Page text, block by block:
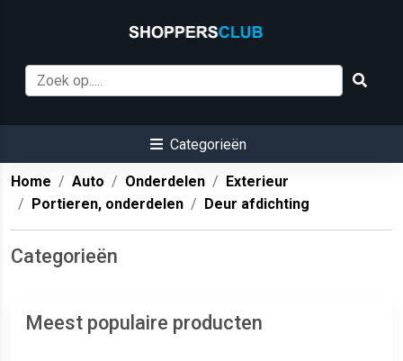
Categorieën
Home Auto Onderdelen
Exterieur
Portieren, onderdelen
Deur afdichting
Categorieën
Meest populaire producten